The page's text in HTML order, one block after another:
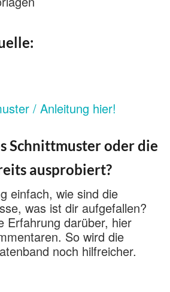
/ Anleitung hier!
Schnittmuster oder die
ausprobiert?
einfach, wie sind die
was ist dir aufgefallen?
Erfahrung darüber, hier
So wird die
noch hilfreicher.